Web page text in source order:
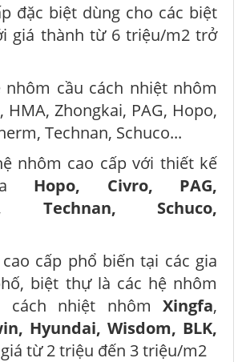
đặc biệt dùng cho các biệt
giá thành từ 6 triệu/m2 trở
cầu cách nhiệt nhôm
HMA, Zhongkai, PAG, Hopo,
Technan, Schuco...
nhôm cao cấp với thiết kế
Hopo, Civro, PAG,
Technan, Schuco,
cấp phổ biến tại các gia
biệt thự là các hệ nhôm
cách nhiệt nhôm Xingfa,
Hyundai, Wisdom, BLK,
từ 2 triệu đến 3 triệu/m2